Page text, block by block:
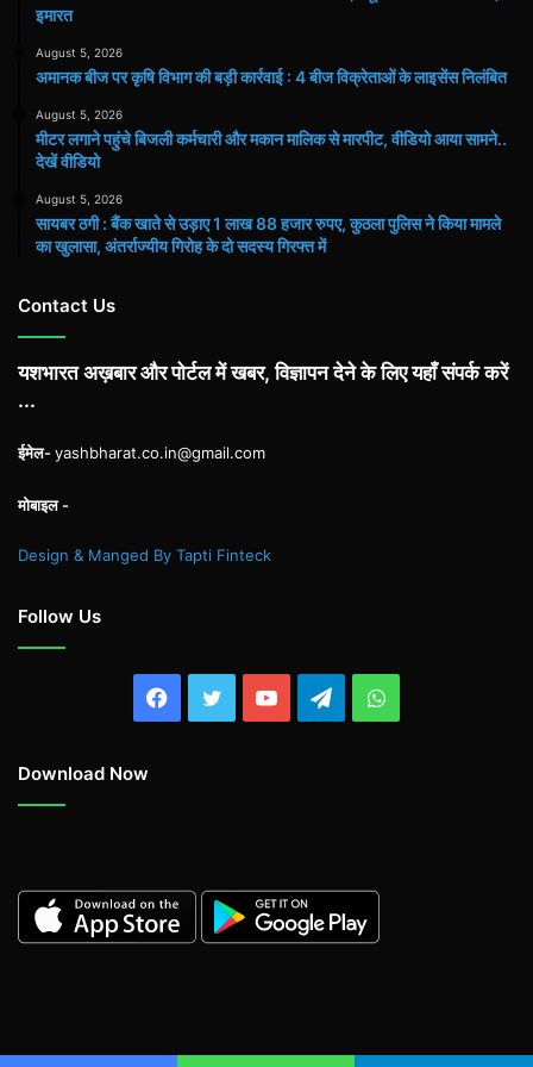
इमारत
August 5, 2026
अमानक बीज पर कृषि विभाग की बड़ी कार्रवाई : 4 बीज विक्रेताओं के लाइसेंस निलंबित
August 5, 2026
मीटर लगाने पहुंचे बिजली कर्मचारी और मकान मालिक से मारपीट, वीडियो आया सामने..
देखें वीडियो
August 5, 2026
सायबर ठगी : बैंक खाते से उड़ाए 1 लाख 88 हजार रुपए, कुठला पुलिस ने किया मामले
का खुलासा, अंतर्राज्यीय गिरोह के दो सदस्य गिरफ्त में
Contact Us
यशभारत अख़बार और पोर्टल में खबर, विज्ञापन देने के लिए यहाँ संपर्क करें
...
ईमेल-yashbharat.co.in@gmail.com
मोबाइल -
Design & Manged By Tapti Finteck
Follow Us
Facebook
TwitterYouTubeTelegramWhatsApp
Download Now